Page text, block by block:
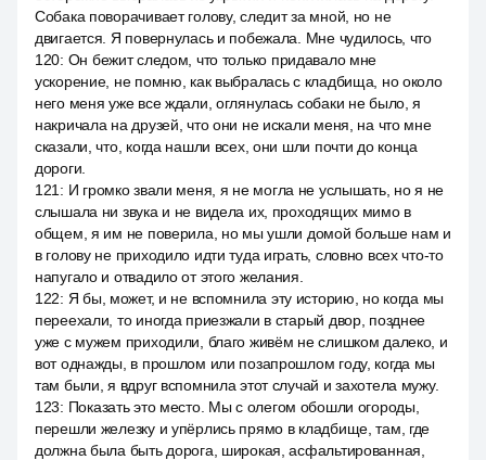
Собака поворачивает голову, следит за мной, но не
двигается. Я повернулась и побежала. Мне чудилось, что
120: Он бежит следом, что только придавало мне
ускорение, не помню, как выбралась с кладбища, но около
него меня уже все ждали, оглянулась собаки не было, я
накричала на друзей, что они не искали меня, на что мне
сказали, что, когда нашли всех, они шли почти до конца
дороги.
121 : И громко звали меня, я не могла не услышать, но я не
слышала ни звука и не видела их, проходящих мимо в
общем, я им не поверила, но мы ушли домой больше нам и
в голову не приходило идти туда играть, словно всех что-то
напугало и отвадило от этого желания.
122: Я бы, может, и не вспомнила эту историю, но когда мы
переехали, то иногда приезжали в старый двор, позднее
уже с мужем приходили, благо живём не слишком далеко, и
вот однажды, в прошлом или позапрошлом году, когда мы
там были, я вдруг вспомнила этот случай и захотела мужу.
123: Показать это место. Мы с олегом обошли огороды,
перешли железку и упёрлись прямо в кладбище, там, где
должна была быть дорога, широкая, асфальтированная,